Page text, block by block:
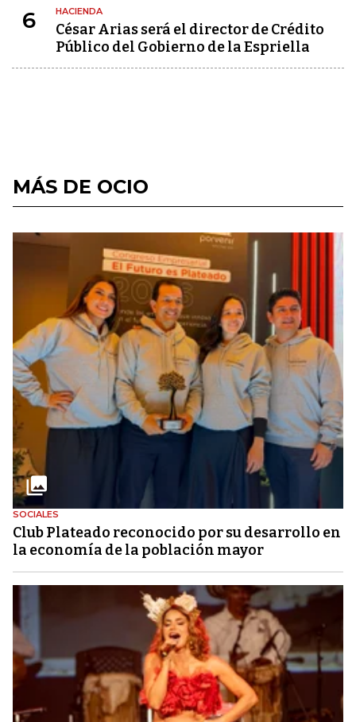
6 HACIENDA
César Arias será el director de Crédito
Público del Gobierno de la Espriella
MÁS DE OCIO
SOCIALES
Club Plateado reconocido por su desarrollo en
la economía de la población mayor